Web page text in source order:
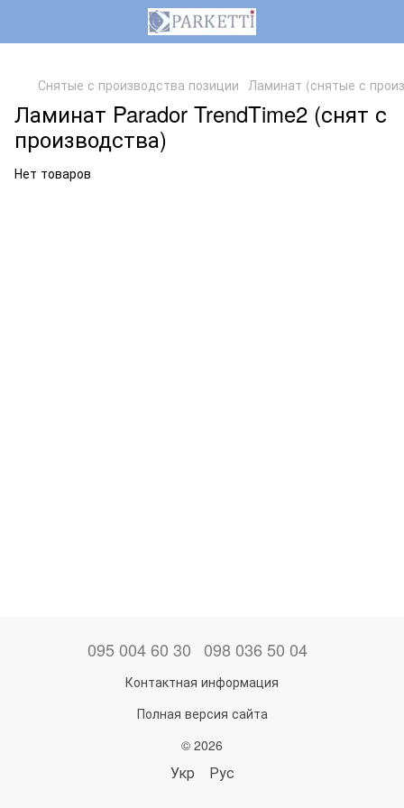
Снятые с производства позиции Ламинат (снятые с
Ламинат Parador TrendTime2 (снят с
производства)
Нет товаров
095 004 60 30 098 036 50 04
Контактная информация
Полная версия сайта
© 2026
Укр Рус